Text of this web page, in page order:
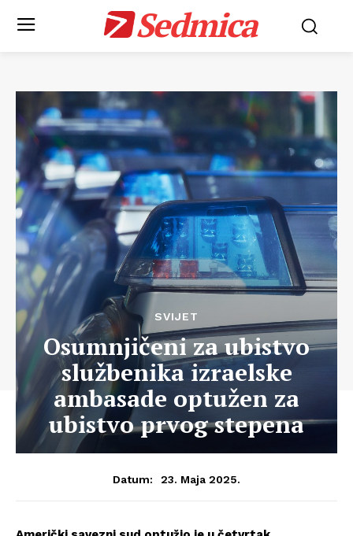
Sedmica
SVIJET
Osumnjičeni za ubistvo
službenika izraelske
ambasade optužen za
ubistvo prvog stepena
Datum: 23. Maja 2025.